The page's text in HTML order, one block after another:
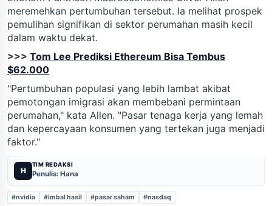
meremehkan pertumbuhan tersebut. Ia melihat prospek
pemulihan signifikan di sektor perumahan masih kecil
dalam waktu dekat.
>>> Tom Lee Prediksi Ethereum Bisa Tembus
$62.000
"Pertumbuhan populasi yang lebih lambat akibat
pemotongan imigrasi akan membebani permintaan
perumahan," kata Allen. "Pasar tenaga kerja yang lemah
dan kepercayaan konsumen yang tertekan juga menjadi
faktor."
H
TIM REDAKSI
Penulis: Hana
#nvidia #imbal hasil #pasar saham #nasdaq